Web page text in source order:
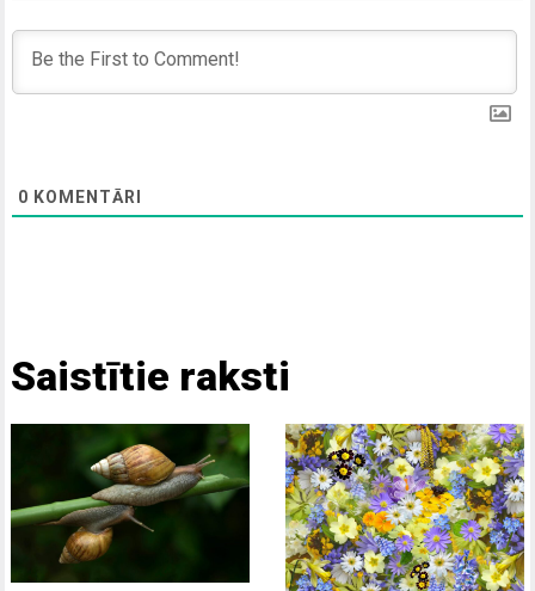
0 KOMENTĀRI
Saistītie raksti